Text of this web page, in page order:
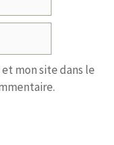
mon site dans le